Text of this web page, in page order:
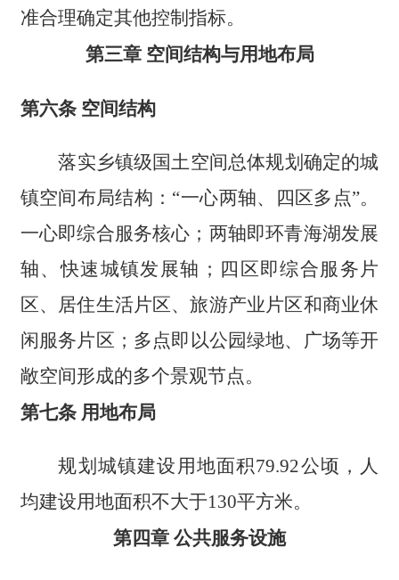
准合理确定其他控制指标。
第三章 空间结构与用地布局
第六条 空间结构
落实乡镇级国土空间总体规划确定的城
镇空间布局结构：“一心两轴、四区多点”。
一心即综合服务核心；两轴即环青海湖发展
轴、快速城镇发展轴；四区即综合服务片
区、居住生活片区、旅游产业片区和商业休
闲服务片区；多点即以公园绿地、广场等开
敞空间形成的多个景观节点。
第七条 用地布局
规划城镇建设用地面积79.92公顷，人
均建设用地面积不大于130平方米。
第四章 公共服务设施